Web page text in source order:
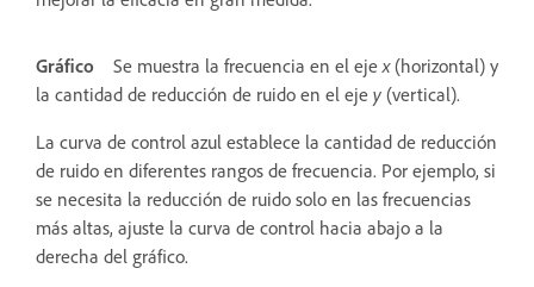
Gráfico Se muestra la frecuencia en el eje x(horizontal) y
la cantidad de reducción de ruido en el eje y (vertical).
La curva de control azul establece la cantidad de reducción
de ruido en diferentes rangos de frecuencia. Por ejemplo, si
se necesita la reducción de ruido solo en las frecuencias
más altas, ajuste la curva de control hacia abajo a la
derecha del gráfico.